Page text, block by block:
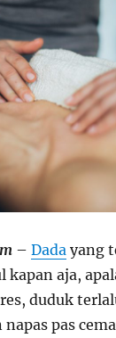
–Dada yang
kapan aja,
duduk
pas